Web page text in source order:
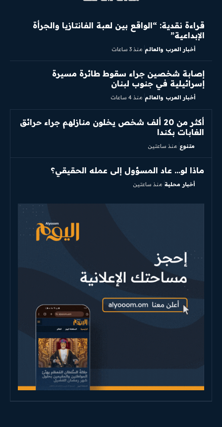
قراءة نقدية: “الواقع بين لعبة الفانتازيا والجرأة
الإبداعية”
أخبار العرب والعالم منذ 3 ساعات
إصابة شخصين جراء سقوط طائرة مسيرة
إسرائيلية في جنوب لبنان
أخبار العرب والعالم منذ 4 ساعات
أكثر من 20 ألف شخص يخلون منازلهم جراء حرائق
الغابات بكندا
متنوع منذ ساعتين
ماذا لو… عاد المسؤول إلى عمله الحقيقي؟
أخبار محلية منذ ساعتين